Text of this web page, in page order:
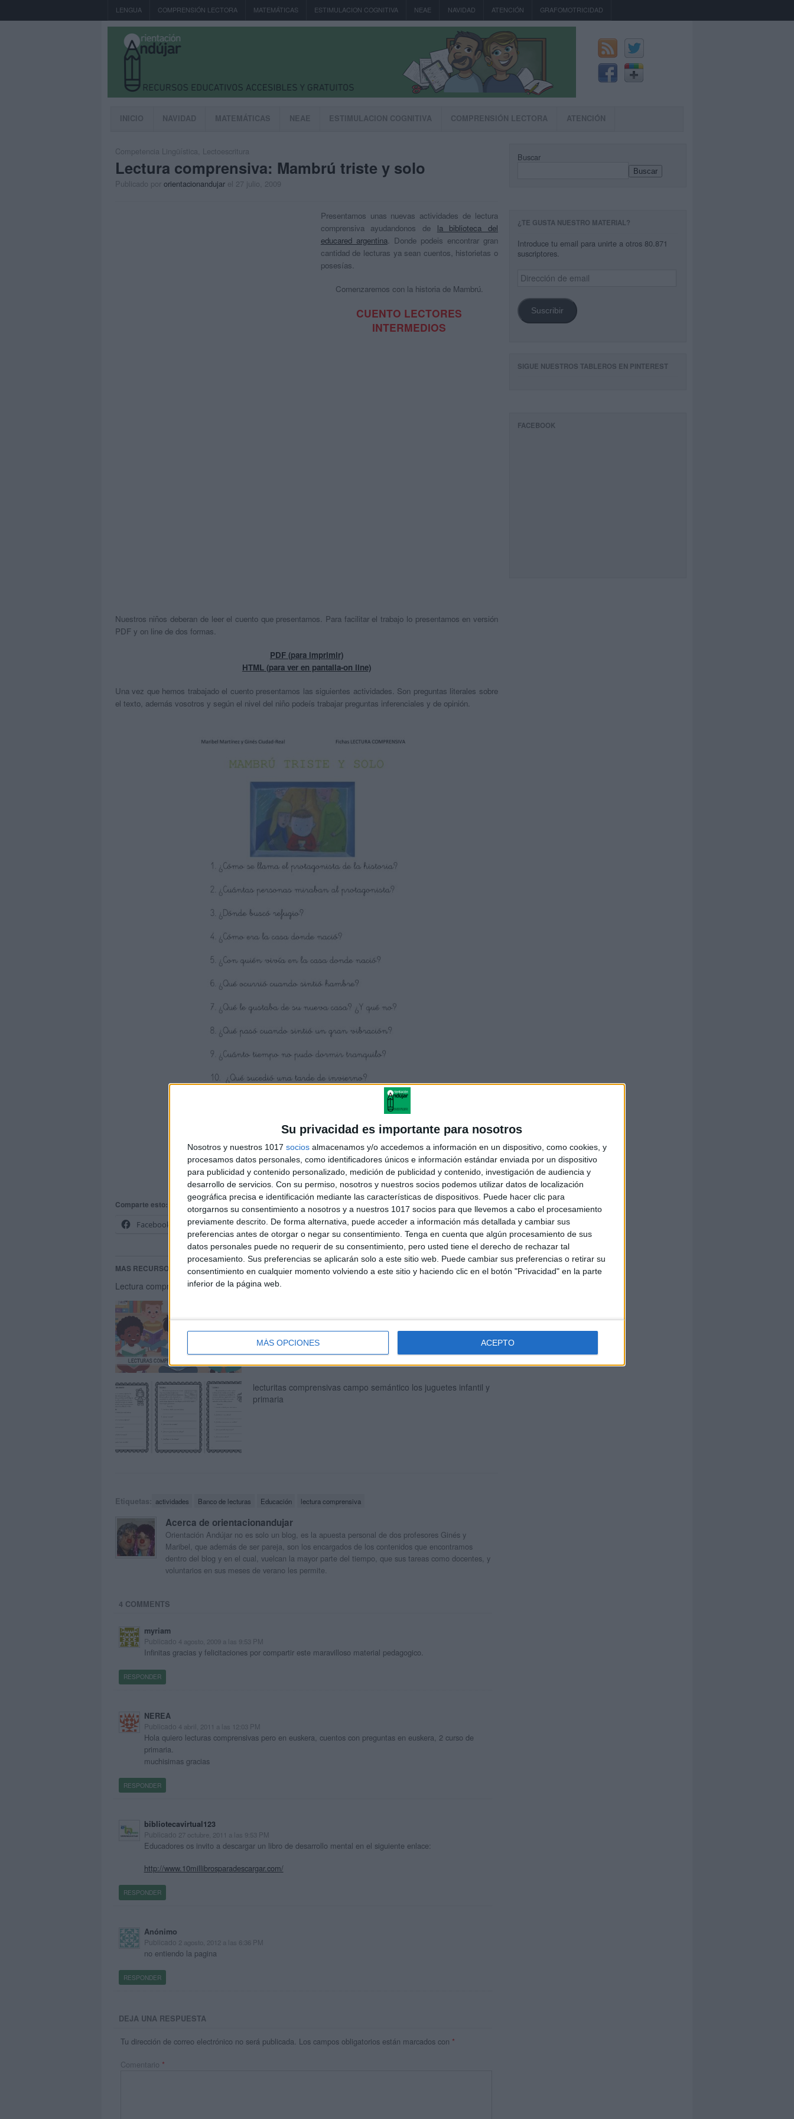
Su privacidad es importante para nosotros
Nosotros y nuestros 1017 socios almacenamos y/o accedemos a información en un dispositivo, como cookies, y
procesamos datos personales, como identificadores únicos e información estándar enviada por un dispositivo
para publicidad y contenido personalizado, medición de publicidad y contenido, investigación de audiencia y
desarrollo de servicios. Con su permiso, nosotros y nuestros socios podemos utilizar datos de localización
geográfica precisa e identificación mediante las características de dispositivos. Puede hacer clic para
otorgarnos su consentimiento a nosotros y a nuestros 1017 socios para que llevemos a cabo el procesamiento
previamente descrito. De forma alternativa, puede acceder a información más detallada y cambiar sus
preferencias antes de otorgar o negar su consentimiento. Tenga en cuenta que algún procesamiento de sus
datos personales puede no requerir de su consentimiento, pero usted tiene el derecho de rechazar tal
procesamiento. Sus preferencias se aplicarán solo a este sitio web. Puede cambiar sus preferencias o retirar su
consentimiento en cualquier momento volviendo a este sitio y haciendo clic en el botón "Privacidad" en la parte
inferior de la página web.
MÁS OPCIONES ACEPTO
LENGUA COMPRENSIÓN LECTORA MATEMÁTICAS ESTIMULACION COGNITIVA NEAE NAVIDAD ATENCIÓN GRAFOMOTRICIDAD
INICIO NAVIDAD MATEMÁTICAS NEAE ESTIMULACION COGNITIVA COMPRENSIÓN LECTORA ATENCIÓN
Competencia Lingüística Lectoescritura
Lectura comprensiva: Mambrú triste y solo
Publicado por orientacionandujar el 27 julio, 2009
Presentamos unas nuevas actividades de lectura
comprensiva ayudandonos de la biblioteca del
educared argentina. Donde podeis encontrar gran
cantidad de lecturas ya sean cuentos, historietas o
posesías.
Comenzaremos con la historia de Mambrú.
CUENTO LECTORES
INTERMEDIOS
Nuestros niños deberan de leer el cuento que presentamos. Para facilitar el trabajo lo presentamos en versión
PDF y on line de dos formas.
PDF (para imprimir)
HTML (para ver en pantalla-on line)
Una vez que hemos trabajado el cuento presentamos las siguientes actividades. Son preguntas literales sobre
el texto, además vosotros y según el nivel del niño podeís trabajar preguntas inferenciales y de opinión.
DESCARGATE LAS ACTIVIDADES EN PDF
Actividades lectura comprensiva MAMBRÚ
Comparte esto:
Facebook
X
MAS RECURSOS SOBRE ESTE TEMA
Lectura comprensiva: El monstruo del agua
Primaria, temática «LOS CUENTOS»
lecturitas comprensivas campo semántico los juguetes infantil y
primaria
Etiquetas: actividades Banco de lecturas Educación lectura comprensiva
Acerca de orientacionandujar
Orientación Andújar no es solo un blog, es la apuesta personal de dos profesores Ginés y
Maribel, que además de ser pareja, son los encargados de los contenidos que encontramos
dentro del blog y en el cual, vuelcan la mayor parte del tiempo, que sus tareas como docentes, y
voluntarios en sus meses de verano les permite.
4 COMMENTS
myriam
Publicado 4 agosto, 2009 a las 9:53 PM
Infinitas gracias y felicitaciones por compartir este maravilloso material pedagogico.
RESPONDER
NEREA
Publicado 4 abril, 2011 a las 12:03 PM
Hola quiero lecturas comprensivas pero en euskera, cuentos con preguntas en euskera, 2 curso de
primaria.
muchisimas gracias
RESPONDER
bibliotecavirtual123
Publicado 27 octubre, 2011 a las 9:53 PM
Educadores os invito a descargar un libro de desarrollo mental en el siguiente enlace:
http://www.10millibrosparadescargar.com/
RESPONDER
Anónimo
Publicado 2 agosto, 2012 a las 6:36 PM
no entiendo la pagina
RESPONDER
DEJA UNA RESPUESTA
Tu dirección de correo electrónico no será publicada. Los campos obligatorios están marcados con *
Comentario *
Buscar
Buscar
¿TE GUSTA NUESTRO MATERIAL?
Introduce tu email para unirte a otros 80.871
suscriptores.
Dirección
de
Suscribir
SIGUE NUESTROS TABLEROS EN PINTEREST
FACEBOOK